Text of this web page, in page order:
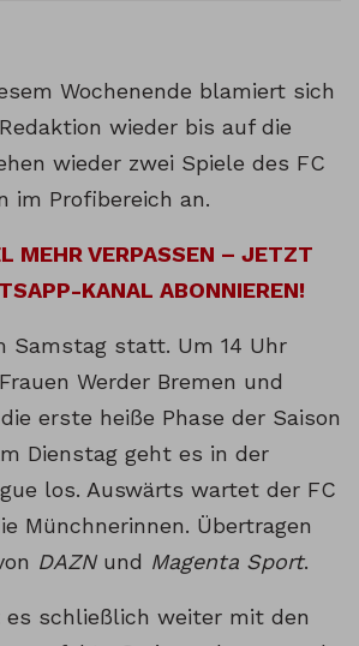
Wochenende blamiert sich
wieder bis auf die
wieder zwei Spiele des FC
im Profibereich an.
MEHR VERPASSEN – JETZT
KANAL ABONNIEREN!
Samstag statt. Um 14 Uhr
Werder Bremen und
erste heiße Phase der Saison
Dienstag geht es in der
los. Auswärts wartet der FC
Münchnerinnen. Übertragen
DAZNund Magenta Sport.
es schließlich weiter mit den